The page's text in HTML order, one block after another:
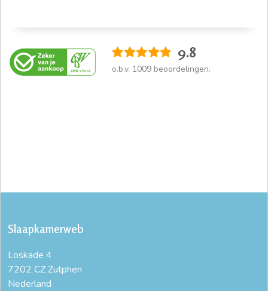
9.8
o.b.v. 1009 beoordelingen.
Slaapkamerweb
Loskade 4
7202 CZ Zutphen
Nederland